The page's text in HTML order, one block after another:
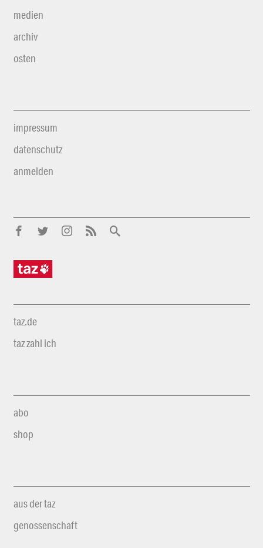
medien
archiv
osten
impressum
datenschutz
anmelden
taz.de
taz zahl ich
abo
shop
aus der taz
genossenschaft